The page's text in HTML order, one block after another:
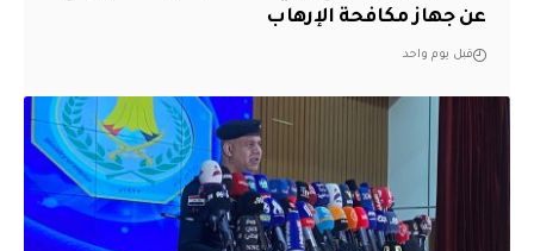
عن جهاز مكافحة الإرهاب
قبل يوم واحد